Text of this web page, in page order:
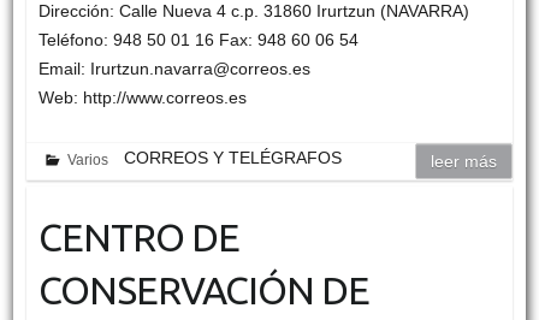
Dirección: Calle Nueva 4 c.p. 31860 Irurtzun (NAVARRA)
Teléfono: 948 50 01 16 Fax: 948 60 06 54
Email: Irurtzun.navarra@correos.es
Web: http://www.correos.es
Varios CORREOS Y TELÉGRAFOS leer más
CENTRO DE
CONSERVACIÓN DE